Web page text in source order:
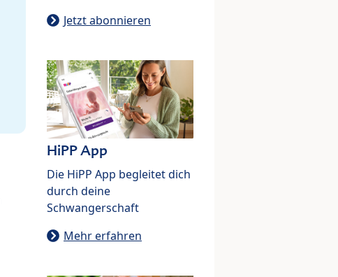
Jetzt abonnieren
HiPP App
Die HiPP App begleitet dich
durch deine
Schwangerschaft
Mehr erfahren